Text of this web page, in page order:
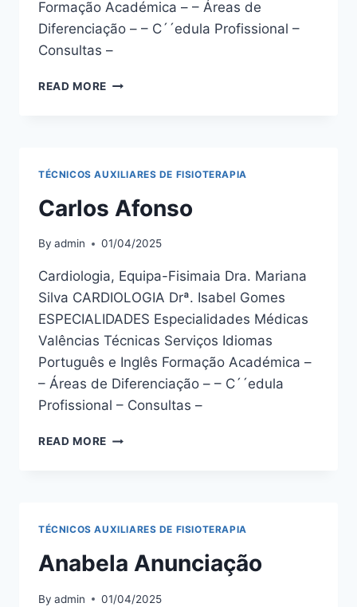
Formação Académica – – Áreas de
Diferenciação – – C´´edula Profissional –
Consultas –
READ MORE TERAPEUTA
TÉCNICOS AUXILIARES DE FISIOTERAPIA
Carlos Afonso
By admin 01/04/2025
Cardiologia, Equipa-Fisimaia Dra. Mariana
Silva CARDIOLOGIA Drª. Isabel Gomes
ESPECIALIDADES Especialidades Médicas
Valências Técnicas Serviços Idiomas
Português e Inglês Formação Académica –
– Áreas de Diferenciação – – C´´edula
Profissional – Consultas –
READ MORE CARLOS
TÉCNICOS AUXILIARES DE FISIOTERAPIA
Anabela Anunciação
By admin 01/04/2025